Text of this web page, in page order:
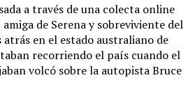
a través de una colecta online
de Serena y sobreviviente del
en el estado australiano de
recorriendo el país cuando el
volcó sobre la autopista Bruce